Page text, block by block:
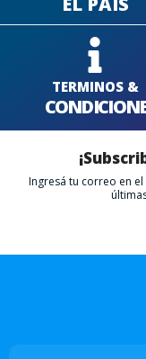
TERMINOS &
Ingresá tu correo en